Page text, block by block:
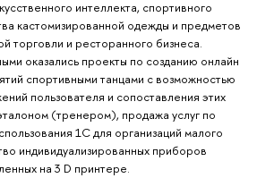
интеллекта, спортивного
кастомизированной одежды и предметов
торговли и ресторанного бизнеса.
оказались проекты по созданию онлайн
спортивными танцами с возможностью
пользователя и сопоставления этих
(тренером), продажа услуг по
1С для организаций малого
индивидуализированных приборов
на 3 D принтере.